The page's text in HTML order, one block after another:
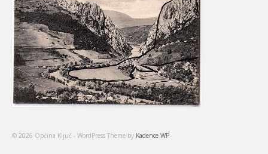
© 2026 Općina Ključ - WordPress Theme by Kadence WP